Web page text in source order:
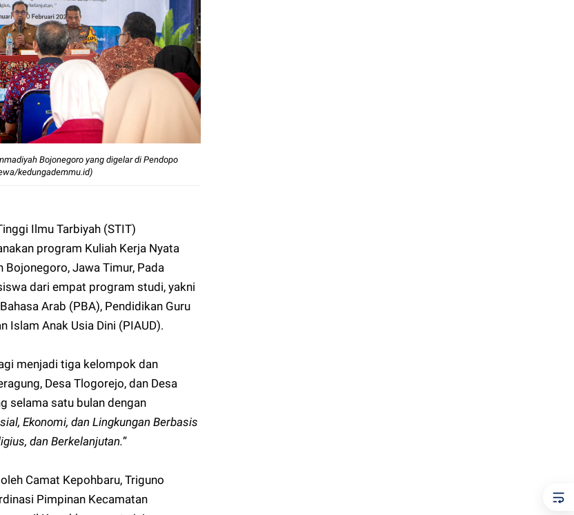
Bojonegoro yang digelar di Pendopo
kedungademmu.id)
Ilmu Tarbiyah (STIT)
program Kuliah Kerja Nyata
Bojonegoro, Jawa Timur, Pada
dari empat program studi, yakni
Arab (PBA), Pendidikan Guru
Islam Anak Usia Dini (PIAUD).
menjadi tiga kelompok dan
Desa Tlogorejo, dan Desa
selama satu bulan dengan
Ekonomi, dan Lingkungan Berbasis
dan Berkelanjutan.”
Camat Kepohbaru, Triguno
Pimpinan Kecamatan